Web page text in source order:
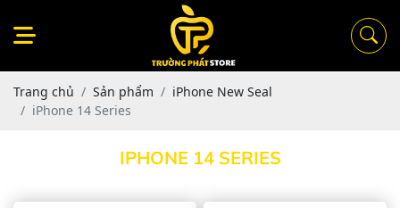
Trang chủ Sản phẩm
iPhone New Seal
iPhone 14 Series
IPHONE 14 SERIES